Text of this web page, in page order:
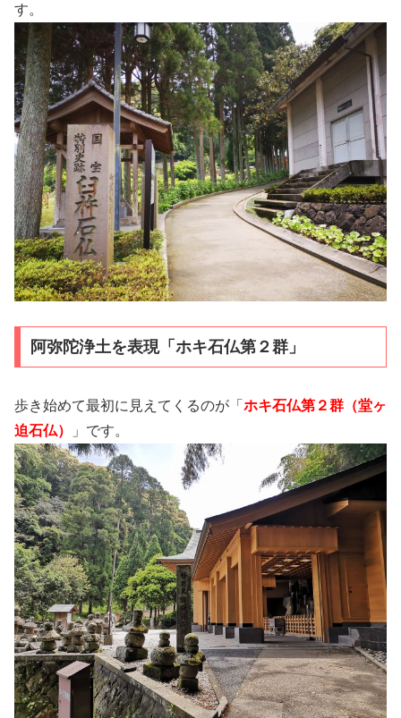
す。
阿弥陀浄土を表現「ホキ石仏第２群」
歩き始めて最初に見えてくるのが「 ホキ石仏第２群（堂ヶ
迫石仏）
」です。